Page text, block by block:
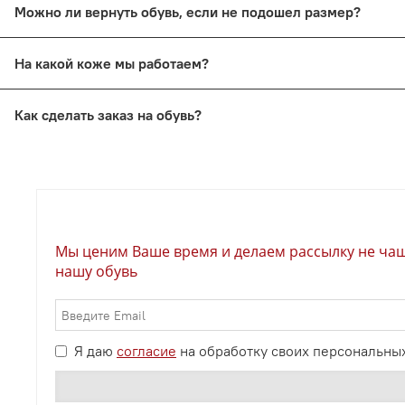
выплатить зарплату и потом ждать когда туфли купят.
производства неликвидной продукции,а Вы получаете
Можно ли вернуть обувь, если не подошел размер?
полную стоимость, за исключением оплаченной логистики
На какой коже мы работаем?
Как сделать заказ на обувь?
Мы ценим Ваше время и делаем рассылку не
нашу обувь
Я даю согласие на обработку своих